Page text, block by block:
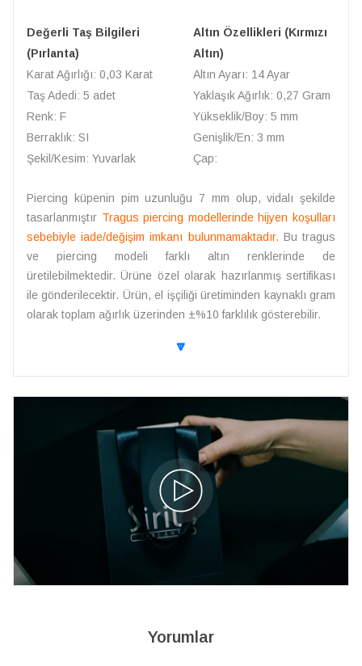
Değerli Taş Bilgileri
(Pırlanta)
Karat Ağırlığı: 0,03 Karat
Taş Adedi: 5 adet
Renk: F
Berraklık: SI
Şekil/Kesim: Yuvarlak
Altın Özellikleri (Kırmızı
Altın)
Altın Ayarı: 14 Ayar
Yaklaşık Ağırlık: 0,27 Gram
Yükseklik/Boy: 5 mm
Genişlik/En: 3 mm
Çap:
Piercing küpenin pim uzunluğu 7 mm olup, vidalı şekilde
tasarlanmıştır Tragus piercing modellerinde hijyen koşulları
sebebiyle iade/değişim imkanı bulunmamaktadır. Bu tragus
ve piercing modeli farklı altın renklerinde de
üretilebilmektedir. Ürüne özel olarak hazırlanmış sertifikası
ile gönderilecektir. Ürün, el işçiliği üretiminden kaynaklı gram
olarak toplam ağırlık üzerinden ±%10 farklılık gösterebilir.
🔽
Yorumlar